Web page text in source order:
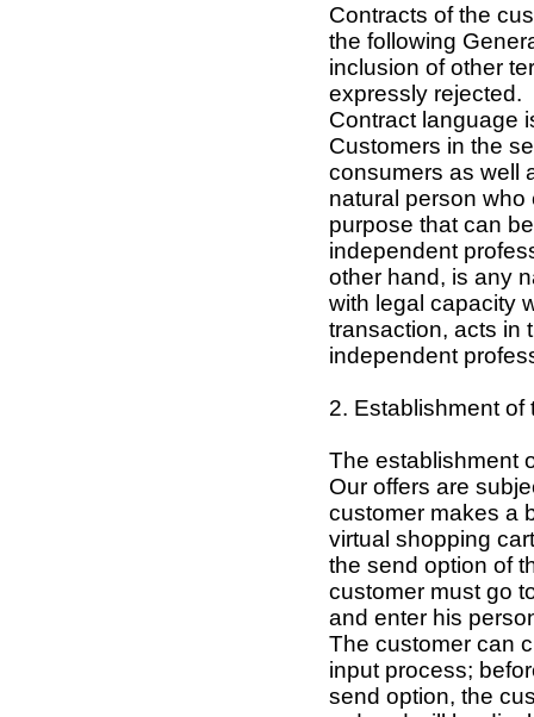
Contracts of the
the following
inclusion of other
expressly rejected.
Contract language
Customers in the
consumers as well
natural person who
purpose that can
independent
other hand, is any
with legal capacity
transaction, acts in
independent
2. Establishment of
The establishment
Our offers are
customer makes a
virtual shopping
the send option of
customer must go
and enter his
The customer can
input process;
send option, the